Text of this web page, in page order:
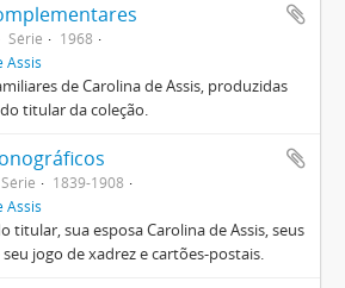
Série
1968
Assis
de Carolina de Assis, produzidas
titular da coleção.
Série
1839-1908
Assis
titular, sua esposa Carolina de Assis, seus
jogo de xadrez e cartões-postais.